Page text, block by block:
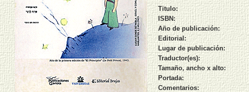
Titulo:
ISBN:
Año de publicación:
Editorial:
Lugar de publicación:
Traductor(es):
Tamaño, ancho x alto:
Portada:
Comentarios: